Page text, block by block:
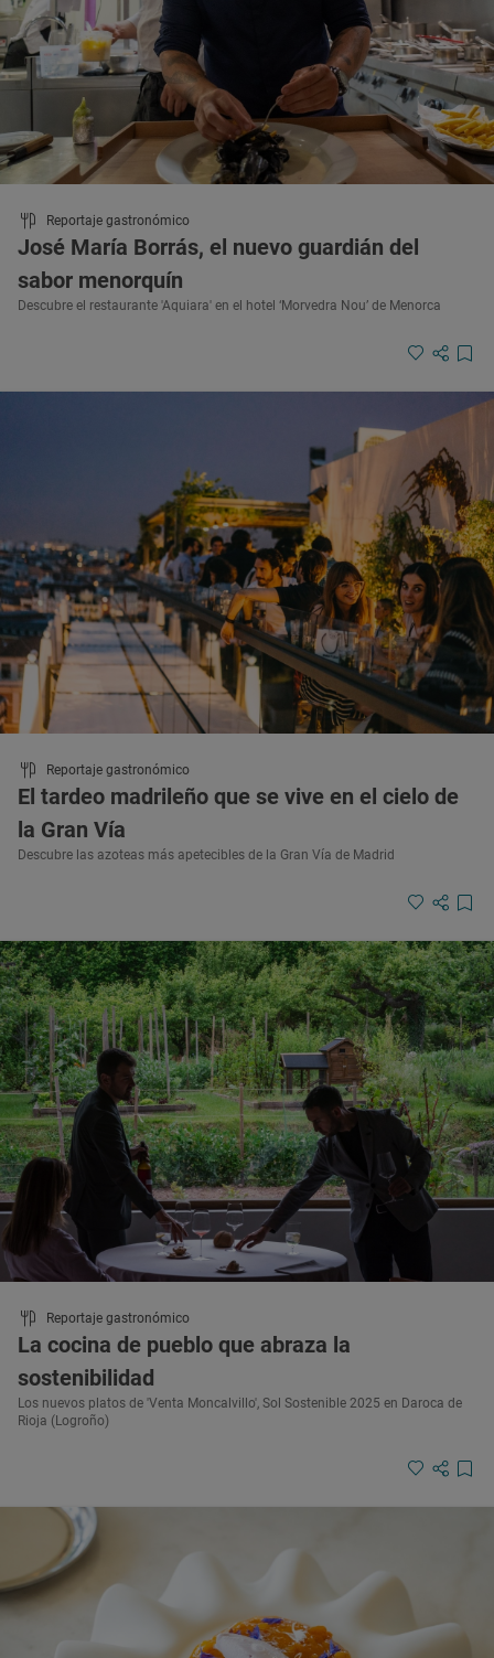
Reportaje gastronómico
José María Borrás, el nuevo guardián del
sabor menorquín
Descubre el restaurante 'Aquiara' en el hotel ‘Morvedra Nou’ de Menorca
Reportaje gastronómico
El tardeo madrileño que se vive en el cielo de
la Gran Vía
Descubre las azoteas más apetecibles de la Gran Vía de Madrid
Reportaje gastronómico
La cocina de pueblo que abraza la
sostenibilidad
Los nuevos platos de 'Venta Moncalvillo', Sol Sostenible 2025 en Daroca de
Rioja (Logroño)